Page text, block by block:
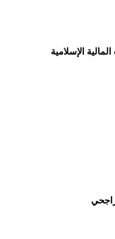
الإسلامية